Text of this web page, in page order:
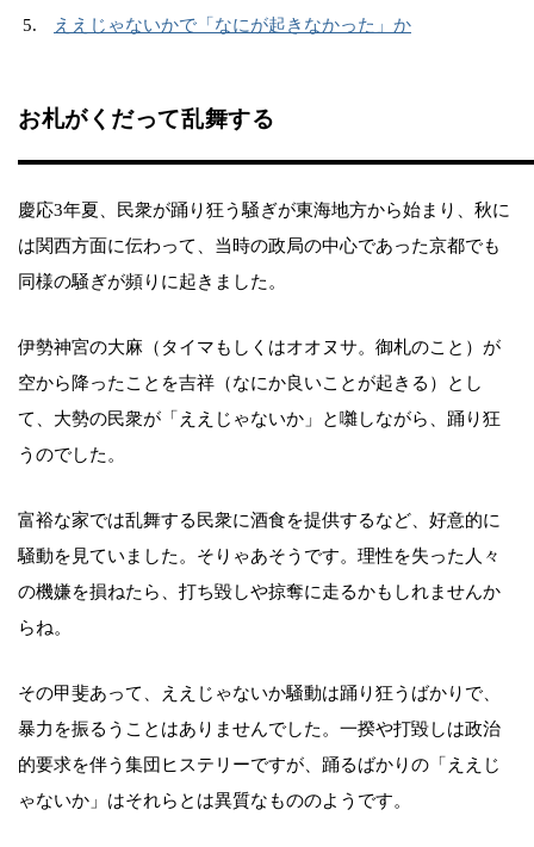
ええじゃないかで「なにが起きなかった」か
お札がくだって乱舞する
慶応3年夏、民衆が踊り狂う騒ぎが東海地方から始まり、秋に
は関西方面に伝わって、当時の政局の中心であった京都でも
同様の騒ぎが頻りに起きました。
伊勢神宮の大麻（タイマもしくはオオヌサ。御札のこと）が
空から降ったことを吉祥（なにか良いことが起きる）とし
て、大勢の民衆が「ええじゃないか」と囃しながら、踊り狂
うのでした。
富裕な家では乱舞する民衆に酒食を提供するなど、好意的に
騒動を見ていました。そりゃあそうです。理性を失った人々
の機嫌を損ねたら、打ち毀しや掠奪に走るかもしれませんか
らね。
その甲斐あって、ええじゃないか騒動は踊り狂うばかりで、
暴力を振るうことはありませんでした。一揆や打毀しは政治
的要求を伴う集団ヒステリーですが、踊るばかりの「ええじ
ゃないか」はそれらとは異質なもののようです。